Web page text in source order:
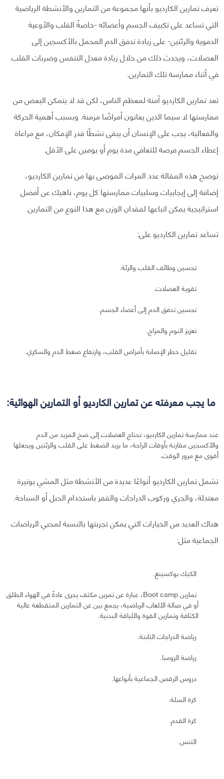
تعرف تمارين الكارديو بأنها مجموعة من التمارين والأنشطة الرياضية
التي تساعد على تكييف الجسم وأعضائه -خاصةً القلب والأوعية
الدموية والرئتين- على زيادة تدفق الدم المحمل بالأكسجين إلى
العضلات، ويحدث ذلك من خلال زيادة معدل التنفس وضربات القلب
في أثناء ممارسة تلك التمارين.
تعد تمارين الكارديو آمنة لمعظم الناس، لكن قد لا يتمكن البعض من
ممارستها لا سيما الذين يعانون أمراضًا مزمنة. وبسبب أهمية الحركة
والفعالية، يجب على الإنسان أن يبقى نشطًا قدر الإمكان، مع مراعاة
إعطاء الجسم فرصة للتعافي مدة يوم أو يومين على الأقل.
توضح هذه المقالة عدد المرات الموصى بها من تمارين الكارديو،
إضافة إلى إيجابيات وسلبيات ممارستها كل يوم، ناهيك عن أفضل
استراتيجية يمكن اتباعها لفقدان الوزن مع هذا النوع من التمارين.
تساعد تمارين الكارديو على:
تحسين وظائف القلب والرئة.
تقوية العضلات.
تحسين تدفق الدم إلى أعضاء الجسم.
تعزيز النوم والمزاج.
تقليل خطر الإصابة بأمراض القلب، وارتفاع ضغط الدم والسكري.
ما يجب معرفته عن تمارين الكارديو أو التمارين الهوائية:
عند ممارسة تمارين الكارديو، تحتاج العضلات إلى ضخ المزيد من الدم
والأكسجين مقارنة بأوقات الراحة، ما يزيد الضغط على القلب والرئتين ويجعلها
أقوى مع مرور الوقت.
تشمل تمارين الكارديو أنواعًا عديدة من الأنشطة مثل المشي بوتيرة
معتدلة، والجري وركوب الدراجات والقفز باستخدام الحبل أو السباحة.
هناك العديد من الخيارات التي يمكن تجربتها بالنسبة لمحبي الرياضات
الجماعية مثل:
الكيك بوكسينغ.
تمارين Boot camp، عبارة عن تمرين مكثف يجرى عادةً في الهواء الطلق
أو في صالة الألعاب الرياضية، يجمع بين عن التمارين المتقطعة عالية
الكثافة وتمارين القوة واللياقة البدنية.
رياضة الدراجات الثابتة.
رياضة الزومبا.
دروس الرقص الجماعية بأنواعها.
كرة السلة.
كرة القدم.
التنس.